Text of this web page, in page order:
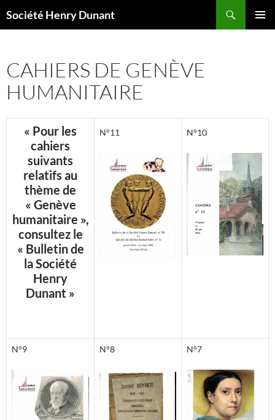
au
Société Henry Dunant
CAHIERS DE GENÈVE
HUMANITAIRE
« Pour les
cahiers
suivants
relatifs au
thème de
« Genève
humanitaire »,
consultez le
« Bulletin de
la Société
Henry
Dunant »
N°11 N°10
N°9 N°8 N°7